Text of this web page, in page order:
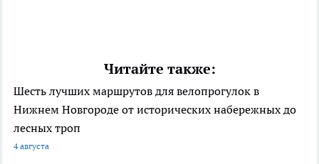
Читайте также:
Шесть лучших маршрутов для велопрогулок в
Нижнем Новгороде от исторических набережных до
лесных троп
4 августа